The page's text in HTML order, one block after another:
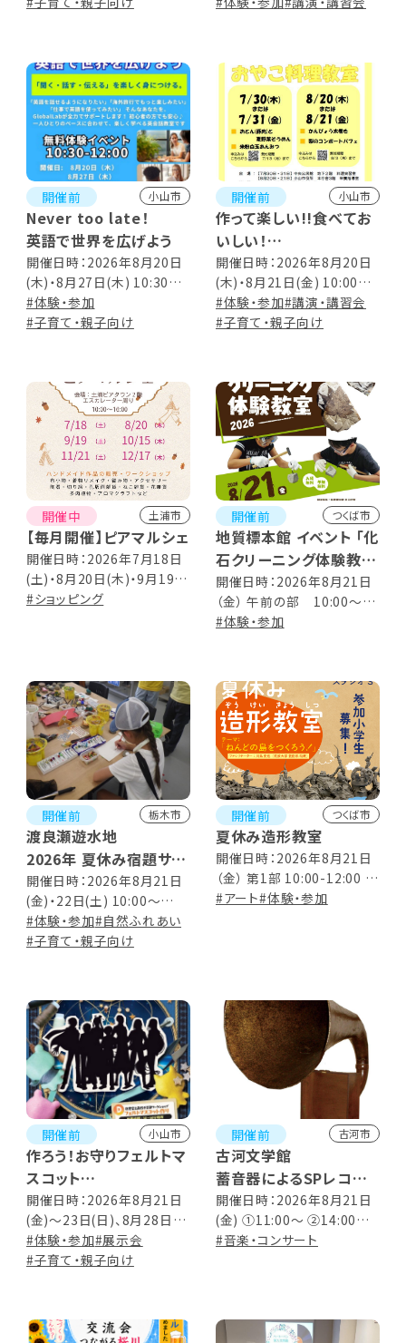
開催前 小山市
Never too late！
英語で世界を広げよう
開催日時：2026年8月20日
(木)・8月27日(木) 10:30～
12:00
#体験・参加
#子育て・親子向け
開催前 小山市
作って楽しい!!食べてお
いしい！
夏休みおやこ料理教室
開催日時：2026年8月20日
(木)・8月21日(金) 10:00～
13:30(受付9:30～)
#体験・参加#講演・講習会
#子育て・親子向け
開催中 土浦市
【毎月開催】ピアマルシェ
開催日時：2026年7月18日
(土)・8月20日(木)・9月19日
(土)・10月15日(木)・11月21
#ショッピング
開催前 つくば市
地質標本館 イベント 「化
石クリーニング体験教室
―2026―」
開催日時：2026年8月21日
（金） 午前の部 10:00～
12:00 午後の部 13:30～
#体験・参加
開催前 栃木市
渡良瀬遊水地
2026年 夏休み宿題サポ
ート教室
開催日時：2026年8月21日
(金)・22日(土) 10:00～
15:00（休憩 12:00～13:00）
#体験・参加#自然ふれあい
#子育て・親子向け
開催前 つくば市
夏休み造形教室
開催日時：2026年8月21日
（金） 第1部 10:00-12:00 第
2部 13:30-15:30 ※午前・
#アート#体験・参加
開催前 小山市
作ろう！お守りフェルトマ
スコット
我愛留土高校手芸部ワ
ークショップ
開催日時：2026年8月21日
(金)～23日(日)、8月28日
(金)～8月30日(日) 10:30～
12:00、13:00～16:00内で
#体験・参加#展示会
#子育て・親子向け
開催前 古河市
古河文学館
蓄音器によるSPレコー
ド鑑賞会
開催日時：2026年8月21日
(金) ①11:00～ ②14:00～
（各約30分）
#音楽・コンサート